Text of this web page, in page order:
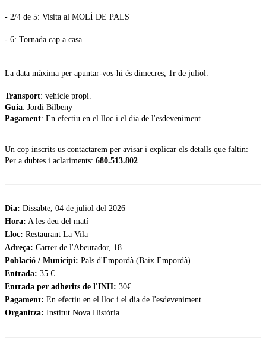
- 2/4 de 5: Visita al MOLÍ DE PALS
- 6: Tornada cap a casa
La data màxima per apuntar-vos-hi és dimecres, 1r de juliol.
Transport: vehicle propi.
Guia: Jordi Bilbeny
Pagament: En efectiu en el lloc i el dia de l'esdeveniment
Un cop inscrits us contactarem per avisar i explicar els detalls que faltin:
Per a dubtes i aclariments: 680.513.802
Dia: Dissabte, 04 de juliol del 2026
Hora: A les deu del matí
Lloc: Restaurant La Vila
Adreça: Carrer de l'Abeurador, 18
Població / Municipi: Pals d'Empordà (Baix Empordà)
Entrada: 35 €
Entrada per adherits de l'INH: 30€
Pagament: En efectiu en el lloc i el dia de l'esdeveniment
Organitza: Institut Nova Història